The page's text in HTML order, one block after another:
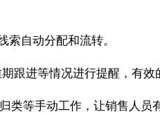
自动分配和流转。
进等情况进行提醒，有效
类等手动工作，让销售人员